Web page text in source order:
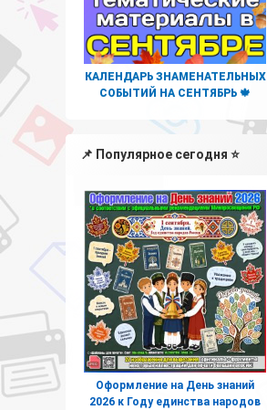
КАЛЕНДАРЬ ЗНАМЕНАТЕЛЬНЫХ
СОБЫТИЙ НА СЕНТЯБРЬ 🍁
📌 Популярное сегодня ⭐
Оформление на День знаний
2026 к Году единства народов